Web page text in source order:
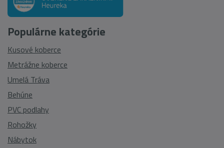
Populárne kategórie
Kusové koberce
Metrážne koberce
Umelá Tráva
Behúne
PVC podlahy
Rohožky
Nábytok